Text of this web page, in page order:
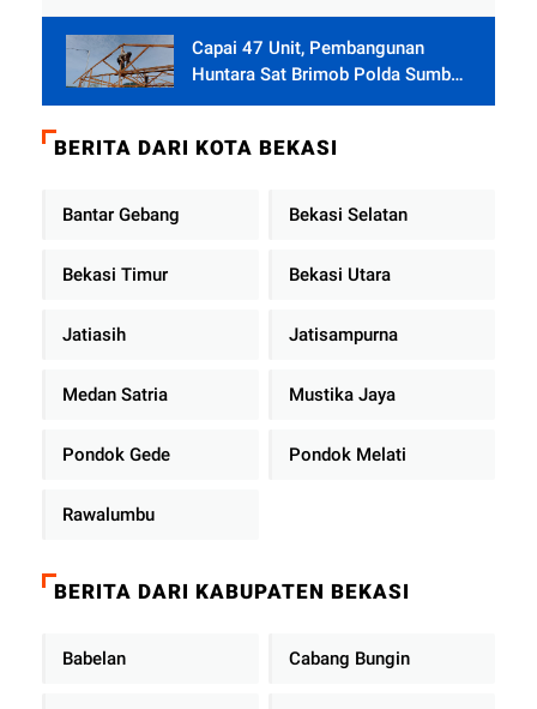
Capai 47 Unit, Pembangunan
Huntara Sat Brimob Polda Sumbar
Terus Berjalan di Pauh
BERITA DARI KOTA BEKASI
Bantar Gebang Bekasi Selatan
Bekasi Timur Bekasi Utara
Jatiasih Jatisampurna
Medan Satria Mustika Jaya
Pondok Gede Pondok Melati
Rawalumbu
BERITA DARI KABUPATEN BEKASI
Babelan Cabang Bungin